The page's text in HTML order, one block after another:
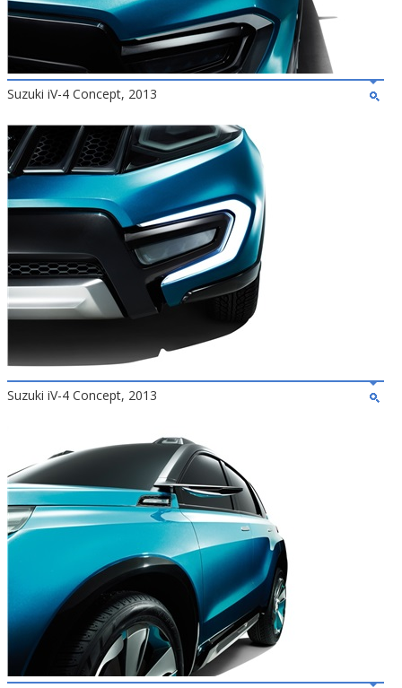
Suzuki iV-4 Concept, 2013
Suzuki iV-4 Concept, 2013